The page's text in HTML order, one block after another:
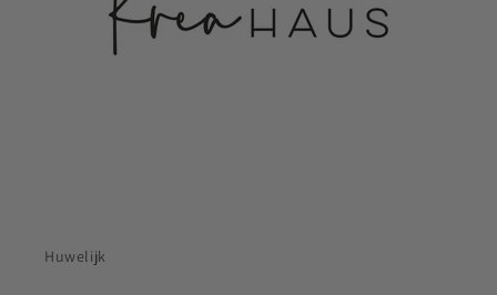
Huwelijk